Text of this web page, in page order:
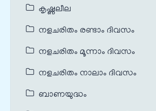
കൃഷ്ണലീല
നളചരിതം രണ്ടാം ദിവസം
നളചരിതം മൂന്നാം ദിവസം
നളചരിതം നാലാം ദിവസം
ബാണയുദ്ധം